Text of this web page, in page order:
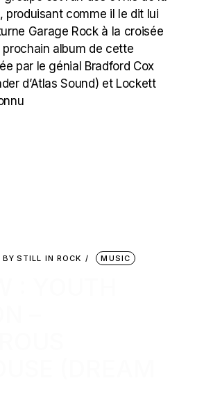
produisant comme il le dit lui
Garage Rock à la croisée
prochain album de cette
par le génial Bradford Cox
d’Atlas Sound) et Lockett
BY STILL IN ROCK MUSIC